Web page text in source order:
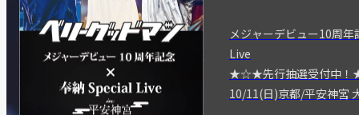
メジャーデビュー10周
Live
★☆★先行抽選受付中
10/11(日)京都/平安神宮